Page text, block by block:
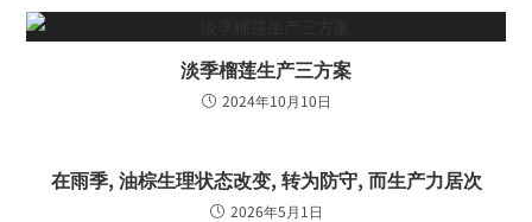
淡季榴莲生产三方案
2024年10月10日
在雨季, 油棕生理状态改变, 转为防守, 而生产力居次
2026年5月1日